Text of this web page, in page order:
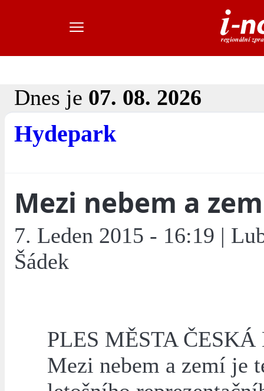
Dnes je 07. 08. 2026
Hydepark
Mezi nebem a
7. Leden 2015 - 16:19 |
Šádek
PLES MĚSTA ČESKÁ
Mezi nebem a zemí je